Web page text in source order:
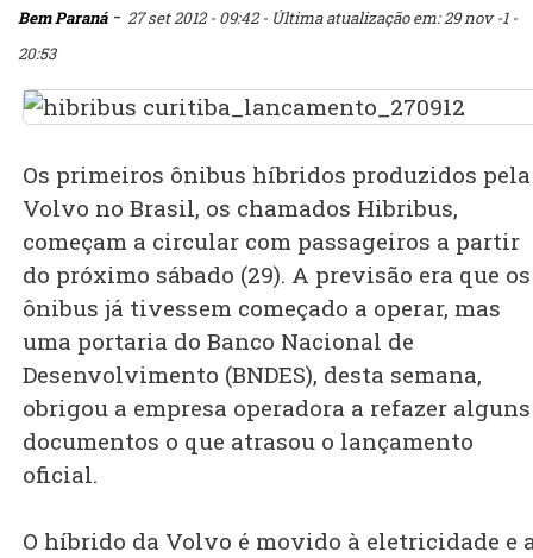
Bem Paraná- 27 set 2012 - 09:42- Última atualização em: 29 nov -1 -
20:53
Os primeiros ônibus híbridos produzidos pela
Volvo no Brasil, os chamados Hibribus,
começam a circular com passageiros a partir
do próximo sábado (29). A previsão era que os
ônibus já tivessem começado a operar, mas
uma portaria do Banco Nacional de
Desenvolvimento (BNDES), desta semana,
obrigou a empresa operadora a refazer alguns
documentos o que atrasou o lançamento
oficial.
O híbrido da Volvo é movido à eletricidade e